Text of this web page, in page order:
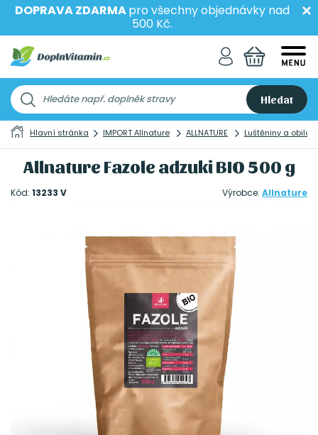
DOPRAVA ZDARMApro všechny objednávky nad
500 Kč.
Hledat
Hlavní stránka IMPORT Allnature ALLNATURE Luštěniny a
Allnature Fazole adzuki BIO 500 g
Kód: 13233 V Výrobce: Allnature